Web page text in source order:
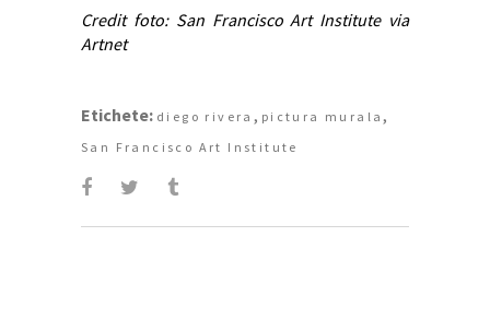
Credit foto: San Francisco Art Institute via
Artnet
Etichete: diego rivera , pictura murala,
San Francisco Art Institute